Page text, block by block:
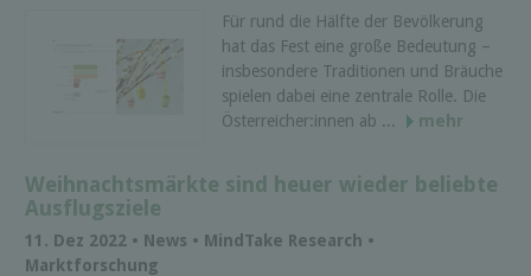
Für rund die Hälfte der Bevölkerung
hat das Fest eine große Bedeutung –
insbesondere Traditionen und Bräuche
spielen dabei eine zentrale Rolle. Die
Österreicher:innen ab ...
mehr
Weihnachtsmärkte sind heuer wieder beliebte
Ausflugsziele
11. Dez 2022 • News • MindTake Research •
Marktforschung